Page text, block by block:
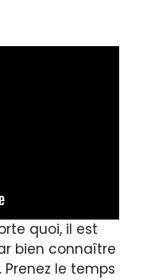
quoi, il est
bien connaître
. Prenez le temps